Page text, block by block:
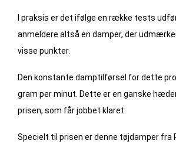
I praksis er det ifølge en række tests
anmeldere altså en damper, der
visse punkter.
Den konstante damptilførsel for dette
gram per minut. Dette er en ganske
prisen, som får jobbet klaret.
Specielt til prisen er denne tøjdamper fra